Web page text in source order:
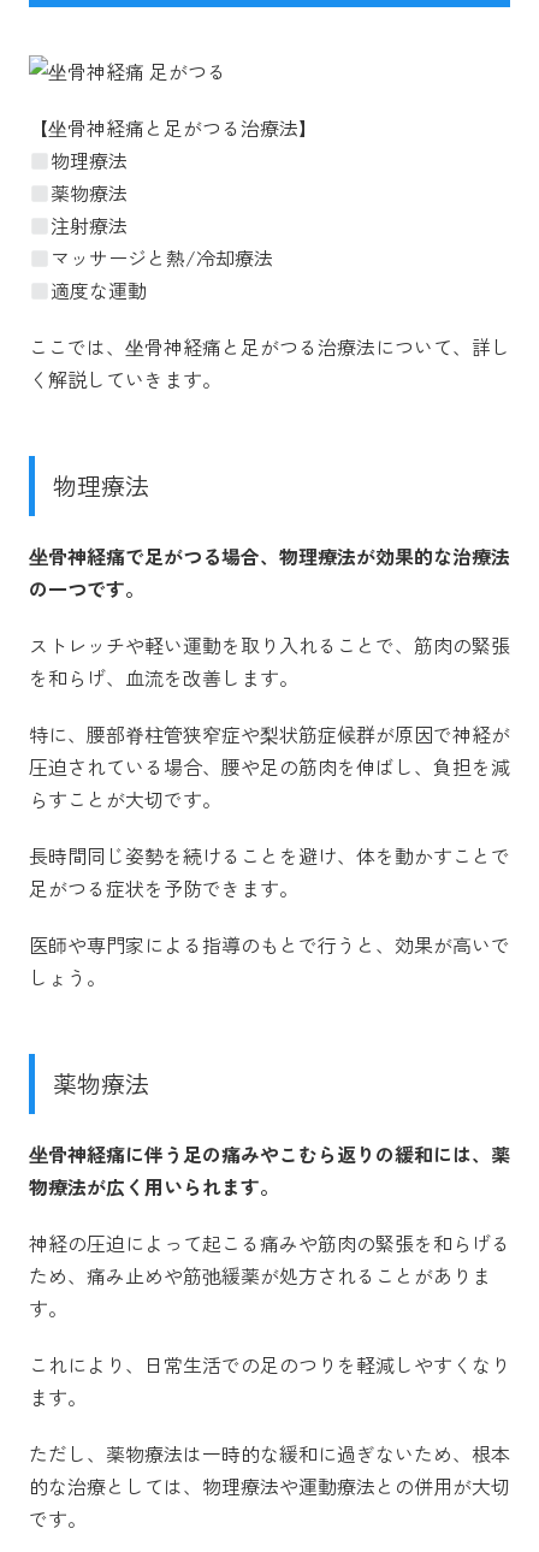
【坐骨神経痛と足がつる治療法】
物理療法
薬物療法
注射療法
マッサージと熱/冷却療法
適度な運動
ここでは、坐骨神経痛と足がつる治療法について、詳し
く解説していきます。
物理療法
坐骨神経痛で足がつる場合、物理療法が効果的な治療法
の一つです。
ストレッチや軽い運動を取り入れることで、筋肉の緊張
を和らげ、血流を改善します。
特に、腰部脊柱管狭窄症や梨状筋症候群が原因で神経が
圧迫されている場合、腰や足の筋肉を伸ばし、負担を減
らすことが大切です。
長時間同じ姿勢を続けることを避け、体を動かすことで
足がつる症状を予防できます。
医師や専門家による指導のもとで行うと、効果が高いで
しょう。
薬物療法
坐骨神経痛に伴う足の痛みやこむら返りの緩和には、薬
物療法が広く用いられます。
神経の圧迫によって起こる痛みや筋肉の緊張を和らげる
ため、痛み止めや筋弛緩薬が処方されることがありま
す。
これにより、日常生活での足のつりを軽減しやすくなり
ます。
ただし、薬物療法は一時的な緩和に過ぎないため、根本
的な治療としては、物理療法や運動療法との併用が大切
です。